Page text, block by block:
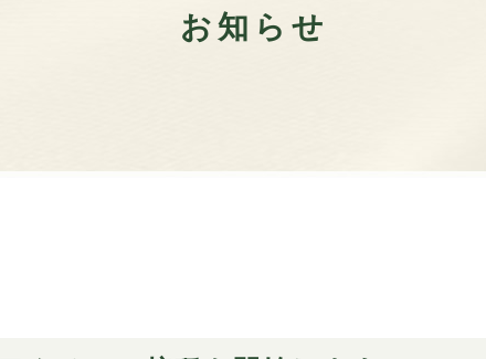
お知らせ